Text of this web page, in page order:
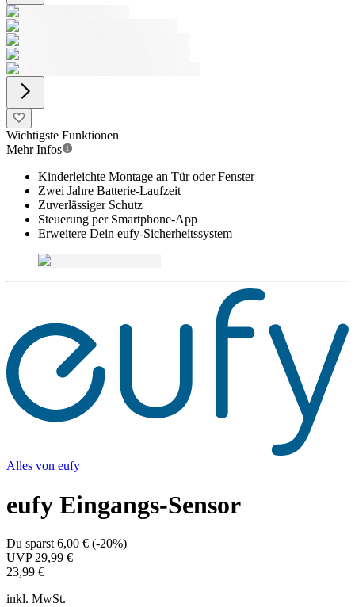
Wichtigste Funktionen
Mehr Infos
Kinderleichte Montage an Tür oder Fenster
Zwei Jahre Batterie-Laufzeit
Zuverlässiger Schutz
Steuerung per Smartphone-App
Erweitere Dein eufy-Sicherheitssystem
Alles von eufy
eufy Eingangs-Sensor
Du sparst 6,00 € (-20%)
UVP 29,99 €
23,99 €
inkl. MwSt.